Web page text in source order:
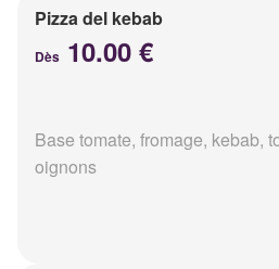
Pizza del kebab
Dès 10.00 €
Base tomate, fromage, kebab,
oignons